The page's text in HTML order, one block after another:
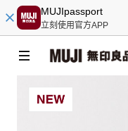
MUJIpassport
立刻使用官方APP